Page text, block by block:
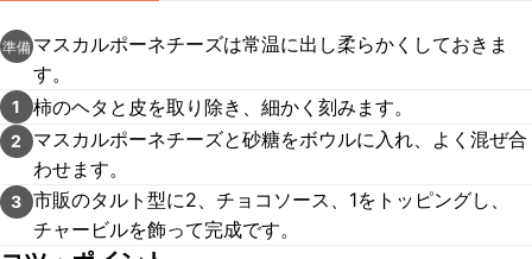
準備 マスカルポーネチーズは常温に出し柔らかくしておきま
す。
1 柿のヘタと皮を取り除き、細かく刻みます。
2
マスカルポーネチーズと砂糖をボウルに入れ、よく混ぜ合
わせます。
3 市販のタルト型に2、チョコソース、1をトッピングし、
チャービルを飾って完成です。